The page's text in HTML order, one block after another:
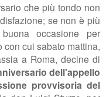
che più tondo non
se non è più
occasione per
cui sabato mattina,
a Roma, decine di
dell'appello
provvisoria del